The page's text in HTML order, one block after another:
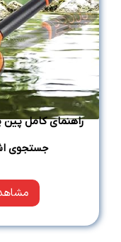
راهنمای کامل پین
جستجوی